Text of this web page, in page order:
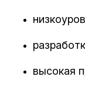
высокая